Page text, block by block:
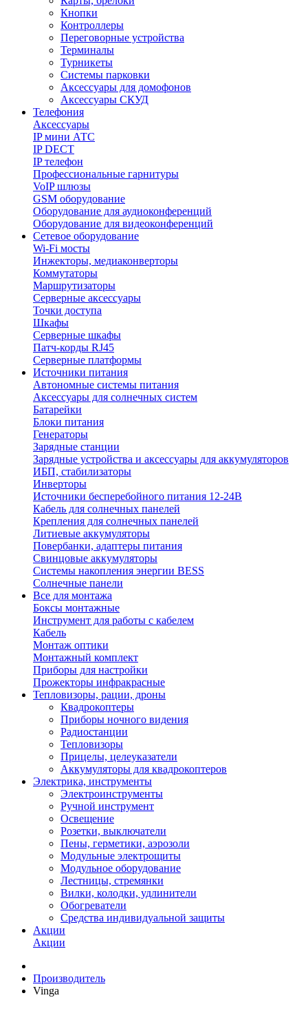
Кнопки
Контроллеры
Переговорные устройства
Терминалы
Турникеты
Системы парковки
Аксессуары для домофонов
Аксессуары СКУД
Телефония
Aксессуары
IP мини АТС
IP DECT
IP телефон
Профессиональные гарнитуры
VoIP шлюзы
GSM оборудование
Оборудование для аудиоконференций
Оборудование для видеоконференций
Сетевое оборудование
Wi-Fi мосты
Инжекторы, медиаконверторы
Коммутаторы
Маршрутизаторы
Серверные аксессуары
Точки доступа
Шкафы
Серверные шкафы
Патч-корды RJ45
Серверные платформы
Источники питания
Автономные системы питания
Аксессуары для солнечных систем
Батарейки
Блоки питания
Генераторы
Зарядные станции
Зарядные устройства и аксессуары для аккумуляторов
ИБП, стабилизаторы
Инверторы
Источники бесперебойного питания 12-24В
Кабель для солнечных панелей
Крепления для солнечных панелей
Литиевые аккумуляторы
Повербанки, адаптеры питания
Свинцовые аккумуляторы
Системы накопления энергии BESS
Солнечные панели
Все для монтажа
Боксы монтажные
Инструмент для работы с кабелем
Кабель
Монтаж оптики
Монтажный комплект
Приборы для настройки
Прожекторы инфракрасные
Тепловизоры, рации, дроны
Квадрокоптеры
Приборы ночного видения
Радиостанции
Тепловизоры
Прицелы, целеуказатели
Аккумуляторы для квадрокоптеров
Электрика, инструменты
Электроинструменты
Ручной инструмент
Освещение
Розетки, выключатели
Пены, герметики, аэрозоли
Модульные электрощиты
Модульное оборудование
Лестницы, стремянки
Вилки, колодки, удлинители
Обогреватели
Средства индивидуальной защиты
Акции
Акции
Производитель
Vinga